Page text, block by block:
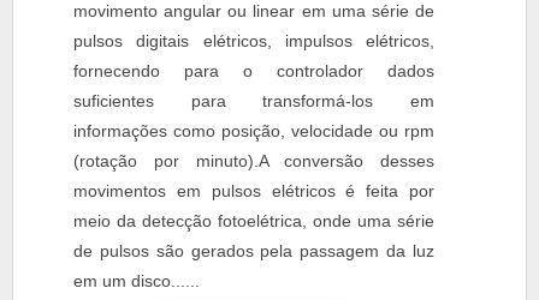
movimento angular ou linear em uma série de
pulsos digitais elétricos, impulsos elétricos,
fornecendo para o controlador dados
suficientes para transformá-los em
informações como posição, velocidade ou rpm
(rotação por minuto).A conversão desses
movimentos em pulsos elétricos é feita por
meio da detecção fotoelétrica, onde uma série
de pulsos são gerados pela passagem da luz
em um disco......